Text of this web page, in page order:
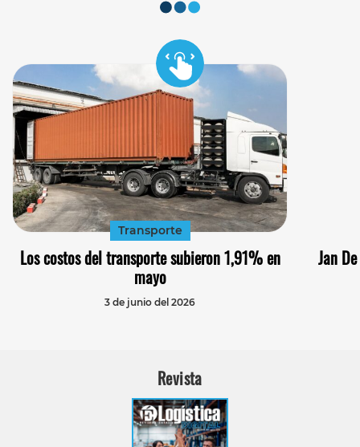
Transporte
Los costos del transporte subieron 1,91% en
mayo
3 de junio del 2026
Jan
Revista